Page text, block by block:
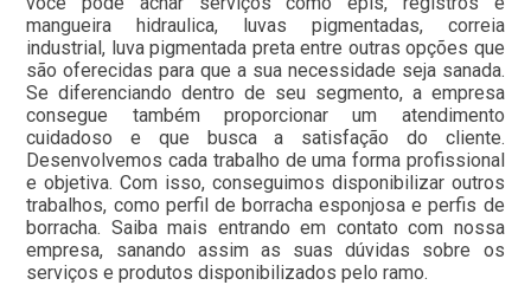
mangueira hidraulica, luvas pigmentadas, correia
industrial, luva pigmentada preta entre outras opções que
são oferecidas para que a sua necessidade seja sanada.
Se diferenciando dentro de seu segmento, a empresa
consegue também proporcionar um atendimento
cuidadoso e que busca a satisfação do cliente.
Desenvolvemos cada trabalho de uma forma profissional
e objetiva. Com isso, conseguimos disponibilizar outros
trabalhos, como perfil de borracha esponjosa e perfis de
borracha. Saiba mais entrando em contato com nossa
empresa, sanando assim as suas dúvidas sobre os
serviços e produtos disponibilizados pelo ramo.